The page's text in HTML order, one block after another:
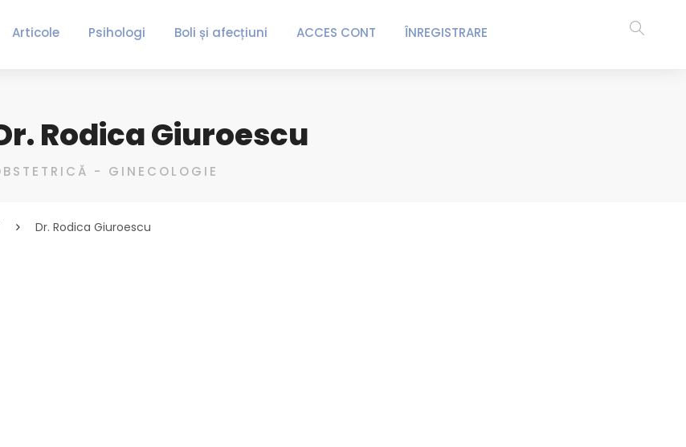
Articole Psihologi Boli și afecțiuni ACCES CONT ÎNREGISTRARE
Rodica Giuroescu
- GINECOLOGIE
Dr. Rodica Giuroescu